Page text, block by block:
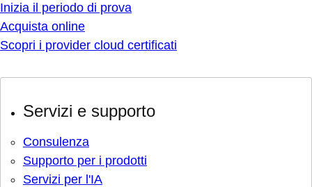
Inizia il periodo di prova
Acquista online
Scopri i provider cloud certificati
Servizi e supporto
Consulenza
Supporto per i prodotti
Servizi per l'IA